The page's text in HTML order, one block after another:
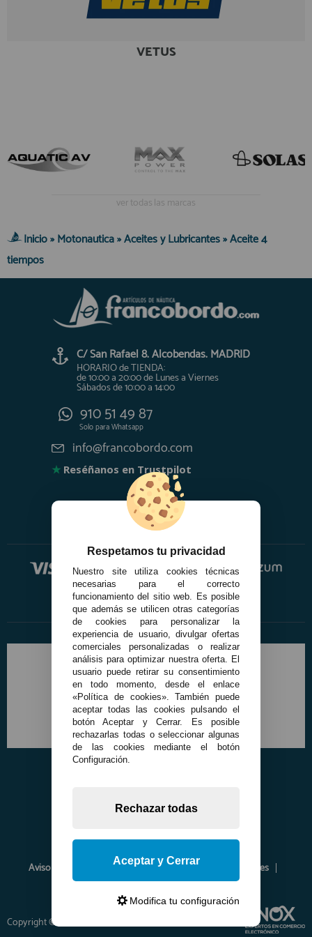
HORARIO de TIENDA:
de 10:00 a 20:00 de Lunes a Viernes
Sábados de 10:00 a 14:00
910 51 49 87 Whatsapp
registro profesional
VETUS
ver todas las marcas
Inicio»Motonautica»Aceites y Lubricantes»Aceite 4
tiempos
C/ San Rafael 8. Alcobendas. MADRID
HORARIO de TIENDA:
de 10:00 a 20:00 de Lunes a Viernes
Sábados de 10:00 a 14:00
910 51 49 87
Solo paraWhatsapp
info@francobordo.com
★ Reséñanos en Trustpilot
Aviso Legal Política de Privacidad
Política de Cookies
Envíos y Devoluciones
Opiniones
Copyright © 2026 www.francobordo.com
Respetamos tu privacidad
Nuestro site utiliza cookies técnicas
necesarias para el correcto
funcionamiento del sitio web. Es posible
que además se utilicen otras categorías
de cookies para personalizar la
experiencia de usuario, divulgar ofertas
comerciales personalizadas o realizar
análisis para optimizar nuestra oferta. El
usuario puede retirar su consentimiento
en todo momento, desde el enlace
«Política de cookies». También puede
aceptar todas las cookies pulsando el
botón Aceptar y Cerrar. Es posible
rechazarlas todas o seleccionar algunas
de las cookies mediante el botón
Configuración.
Rechazar todas
Aceptar y Cerrar
Modifica tu configuración